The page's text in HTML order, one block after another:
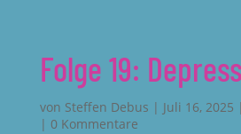
Folge 19:
von Steffen Debus | Juli 16, 2025 |
| 0 Kommentare